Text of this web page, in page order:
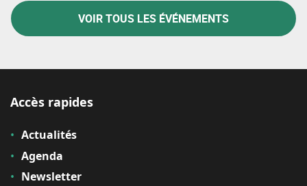
VOIR TOUS LES ÉVÉNEMENTS
Accès rapides
Actualités
Agenda
Newsletter